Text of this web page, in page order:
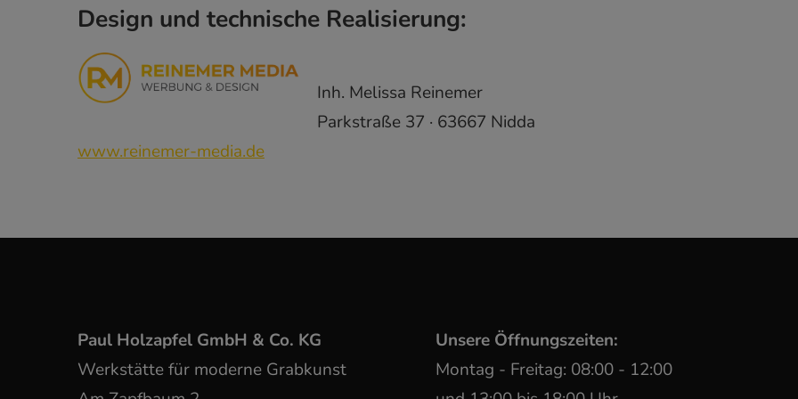
Design und technische Realisierung:
Inh. Melissa Reinemer
Parkstraße 37 · 63667 Nidda
www.reinemer-media.de
Paul Holzapfel GmbH & Co. KG
Werkstätte für moderne Grabkunst
Unsere Öffnungszeiten:
Montag - Freitag: 08:00 - 12:00